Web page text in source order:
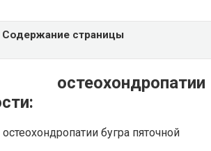
Содержание страницы
остеохондропатии